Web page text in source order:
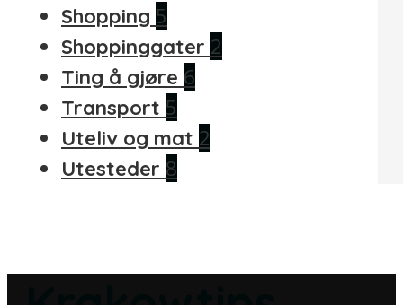
Shopping 5
Shoppinggater 2
Ting å gjøre 6
Transport 5
Uteliv og mat 2
Utesteder 8